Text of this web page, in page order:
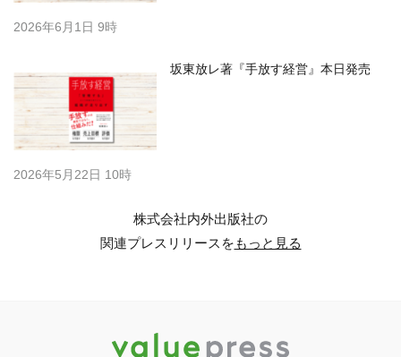
2026年6月1日 9時
坂東放レ著『手放す経営』本日発売
2026年5月22日 10時
株式会社内外出版社の
関連プレスリリースをもっと見る